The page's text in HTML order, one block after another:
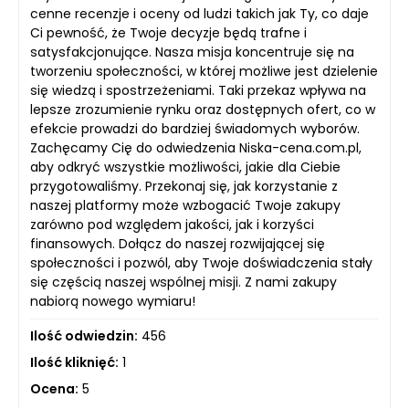
cenne recenzje i oceny od ludzi takich jak Ty, co daje
Ci pewność, że Twoje decyzje będą trafne i
satysfakcjonujące. Nasza misja koncentruje się na
tworzeniu społeczności, w której możliwe jest dzielenie
się wiedzą i spostrzeżeniami. Taki przekaz wpływa na
lepsze zrozumienie rynku oraz dostępnych ofert, co w
efekcie prowadzi do bardziej świadomych wyborów.
Zachęcamy Cię do odwiedzenia Niska-cena.com.pl,
aby odkryć wszystkie możliwości, jakie dla Ciebie
przygotowaliśmy. Przekonaj się, jak korzystanie z
naszej platformy może wzbogacić Twoje zakupy
zarówno pod względem jakości, jak i korzyści
finansowych. Dołącz do naszej rozwijającej się
społeczności i pozwól, aby Twoje doświadczenia stały
się częścią naszej wspólnej misji. Z nami zakupy
nabiorą nowego wymiaru!
Ilość odwiedzin: 456
Ilość kliknięć: 1
Ocena: 5